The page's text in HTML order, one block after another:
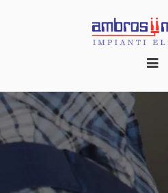
HOME
CHI SIAMO
REALIZZAZIONI
CONTATTI